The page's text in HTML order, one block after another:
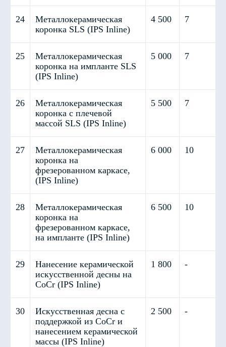
24
Металлокерамическая
коронка SLS (IPS Inline)
4 500 7
25
Металлокерамическая
коронка на импланте SLS
(IPS Inline)
5 000 7
26
Металлокерамическая
коронка с плечевой
массой SLS (IPS Inline)
5 500 7
27
Металлокерамическая
коронка на
фрезерованном каркасе,
(IPS Inline)
6 000 10
28
Металлокерамическая
коронка на
фрезерованном каркасе,
на импланте (IPS Inline)
6 500 10
29
Нанесение керамической
искусственной десны на
CoCr (IPS Inline)
1 800 -
30
Искусственная десна с
поддержкой из CoCr и
нанесением керамической
массы (IPS Inline)
2 500 -